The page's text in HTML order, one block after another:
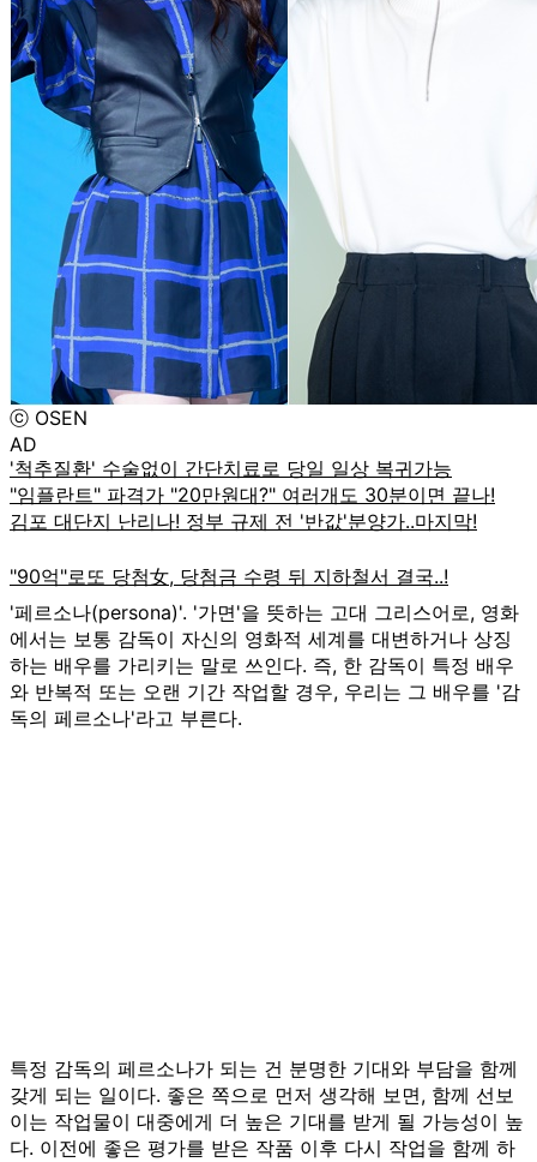
ⓒ OSEN
AD
'페르소나(persona)'. '가면'을 뜻하는 고대 그리스어로, 영화
에서는 보통 감독이 자신의 영화적 세계를 대변하거나 상징
하는 배우를 가리키는 말로 쓰인다. 즉, 한 감독이 특정 배우
와 반복적 또는 오랜 기간 작업할 경우, 우리는 그 배우를 '감
독의 페르소나'라고 부른다.
특정 감독의 페르소나가 되는 건 분명한 기대와 부담을 함께
갖게 되는 일이다. 좋은 쪽으로 먼저 생각해 보면, 함께 선보
이는 작업물이 대중에게 더 높은 기대를 받게 될 가능성이 높
다. 이전에 좋은 평가를 받은 작품 이후 다시 작업을 함께 하